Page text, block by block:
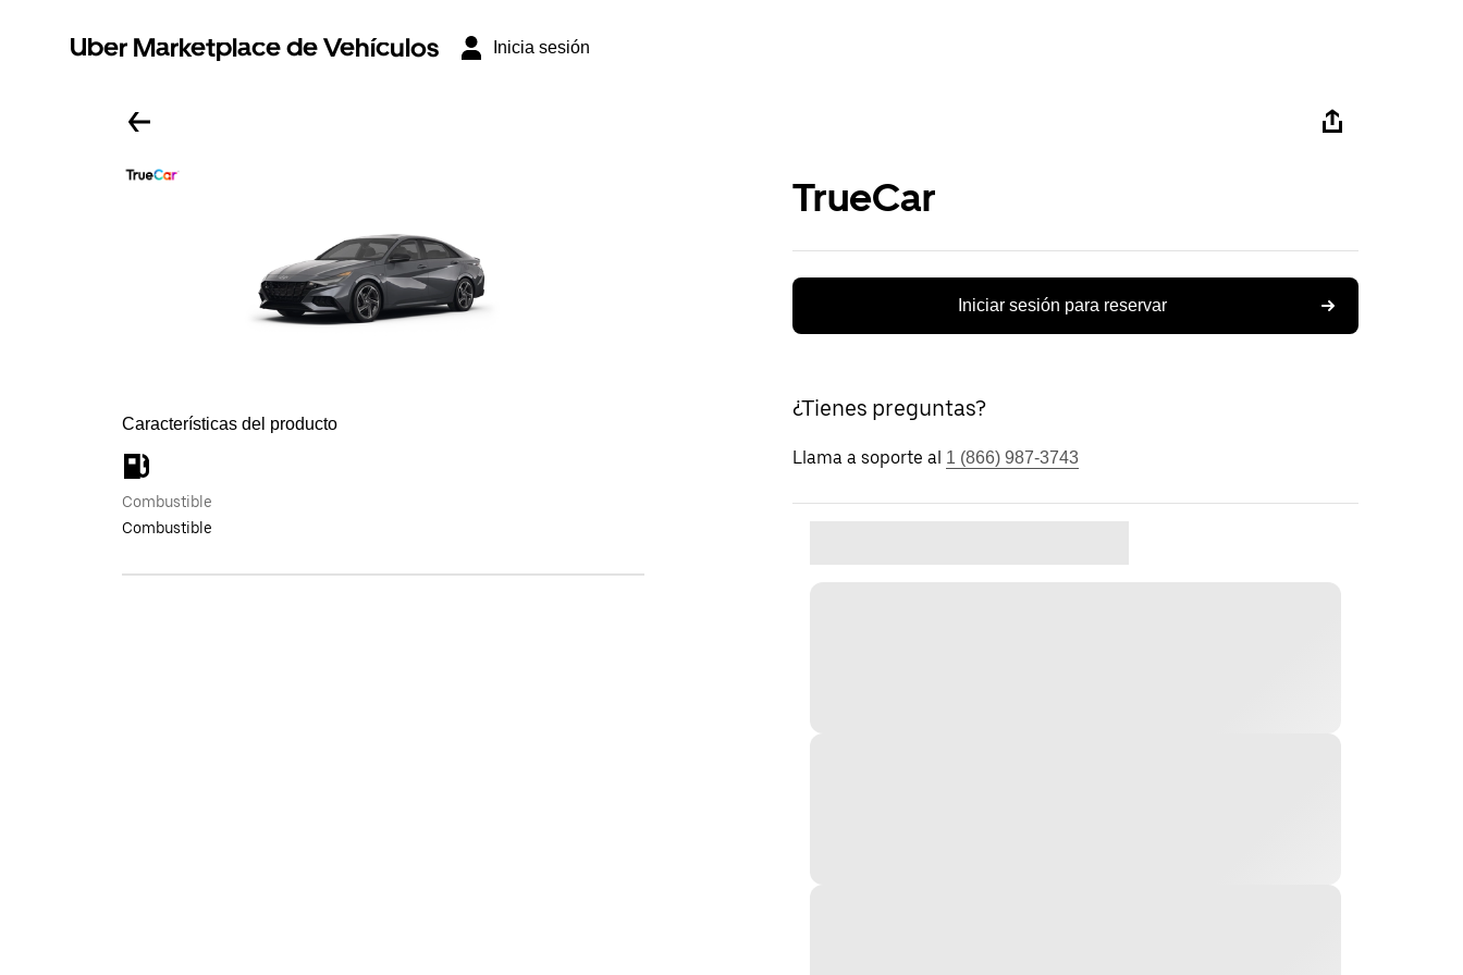
Uber Marketplace de Vehículos Inicia sesión
Características del producto
Combustible
Combustible
TrueCar
Iniciar sesión para reservar
¿Tienes preguntas?
Llama a soporte al 1 (866) 987-3743